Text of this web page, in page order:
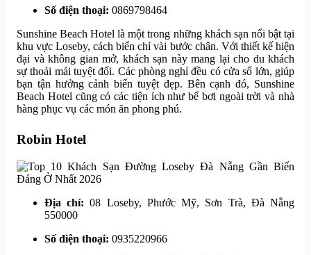
Số điện thoại: 0869798464
Sunshine Beach Hotel là một trong những khách sạn nổi bật tại
khu vực Loseby, cách biển chỉ vài bước chân. Với thiết kế hiện
đại và không gian mở, khách sạn này mang lại cho du khách
sự thoải mái tuyệt đối. Các phòng nghỉ đều có cửa sổ lớn, giúp
bạn tận hưởng cảnh biển tuyệt đẹp. Bên cạnh đó, Sunshine
Beach Hotel cũng có các tiện ích như bể bơi ngoài trời và nhà
hàng phục vụ các món ăn phong phú.
Robin Hotel
Địa chỉ: 08 Loseby, Phước Mỹ, Sơn Trà, Đà Nẵng
550000
Số điện thoại: 0935220966